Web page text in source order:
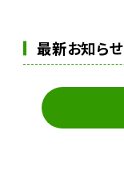
最新お知らせ